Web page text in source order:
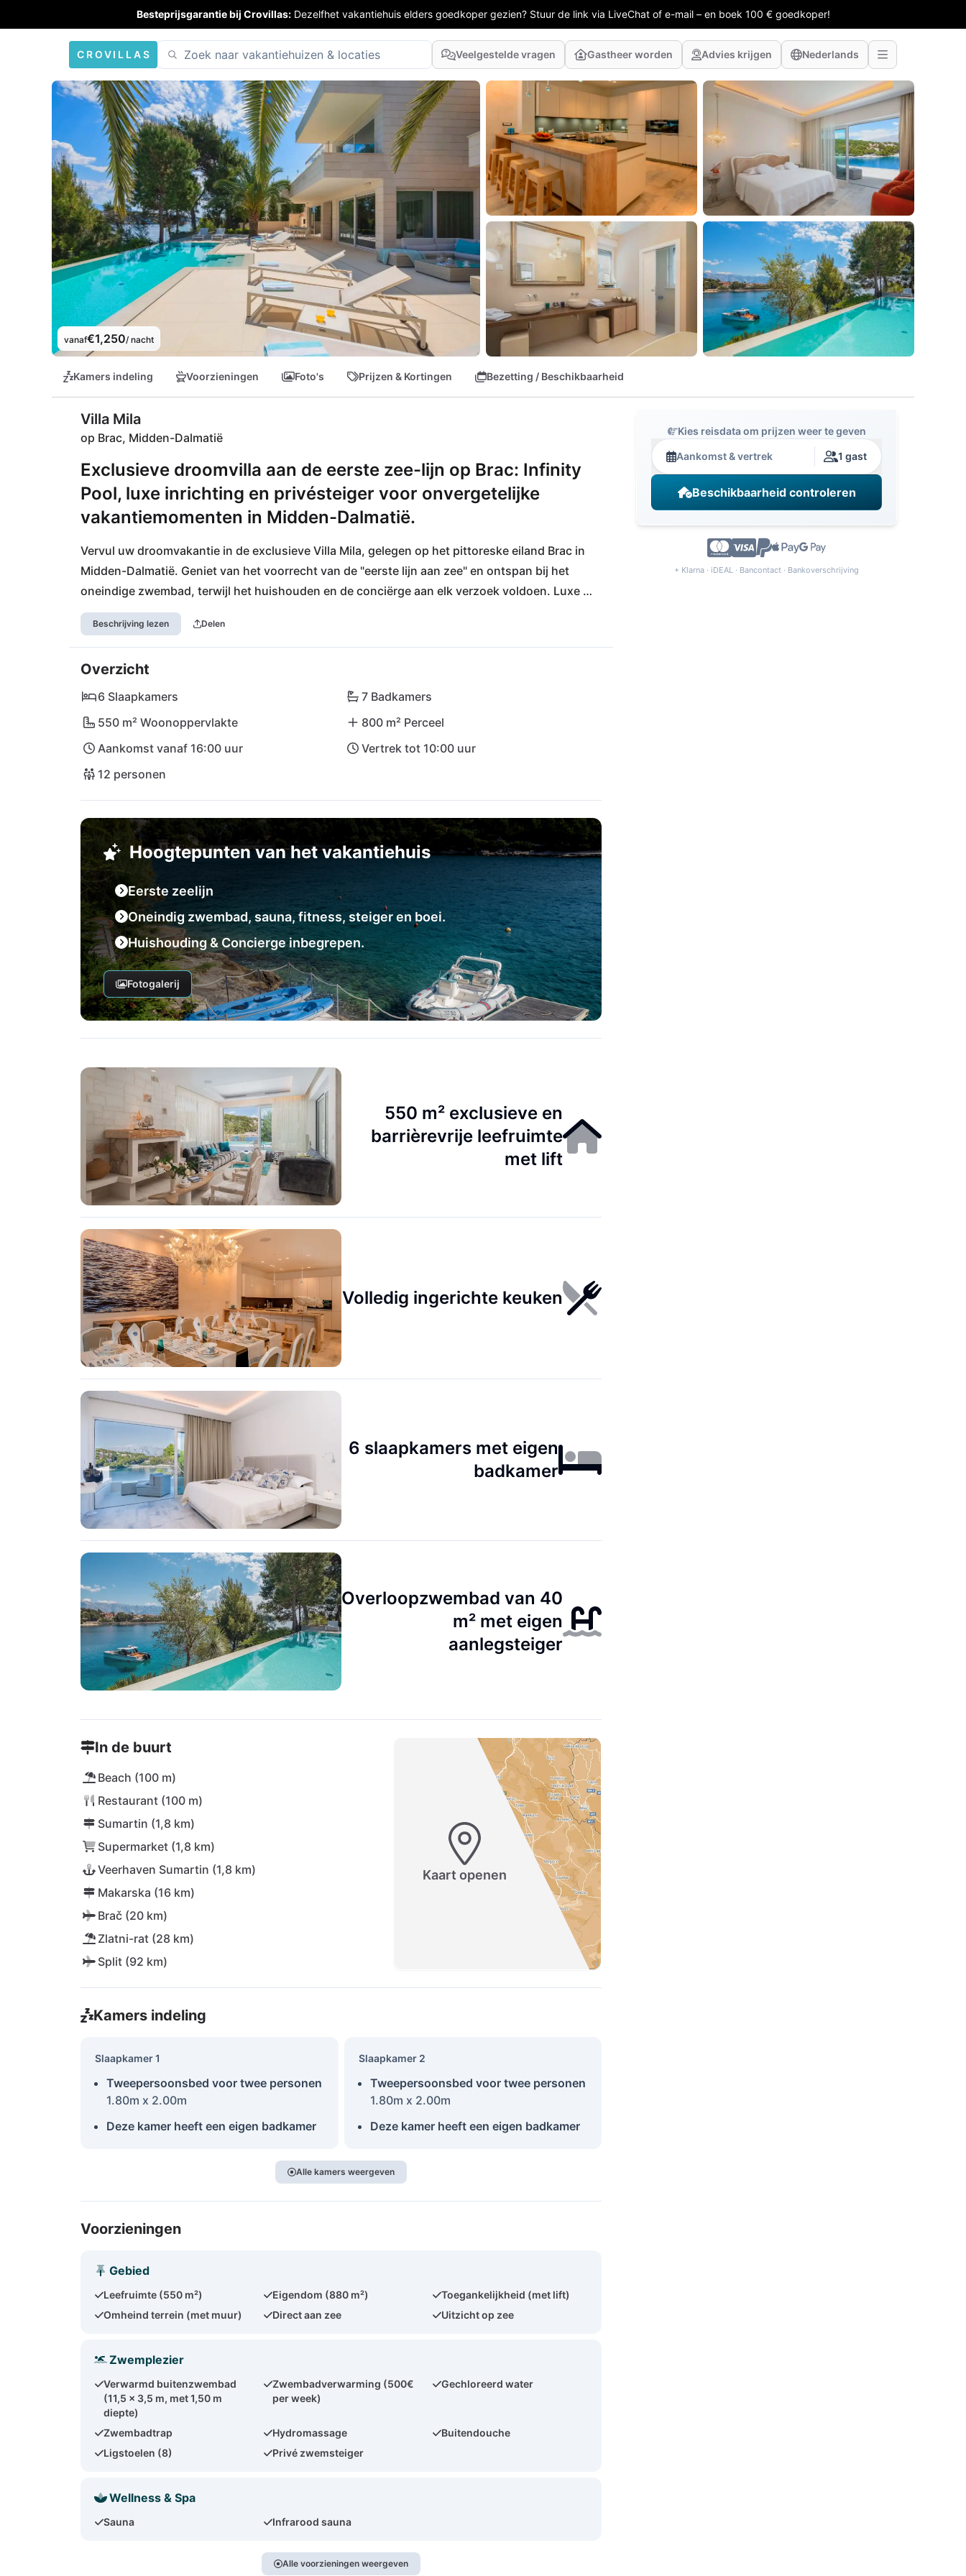
Besteprijsgarantie bij Crovillas: Dezelfhet vakantiehuis elders goedkoper gezien? Stuur de link via LiveChat of e-mail – en boek 100 € goedkoper!
CROVILLAS Veelgestelde vragen Gastheer worden Advies krijgen Nederlands
vanaf€1,250/ nacht
Kamers indeling Voorzieningen Foto's Prijzen & Kortingen Bezetting / Beschikbaarheid
Villa Mila
op Brac, Midden-Dalmatië
Exclusieve droomvilla aan de eerste zee-lijn op Brac: Infinity
Pool, luxe inrichting en privésteiger voor onvergetelijke
vakantiemomenten in Midden-Dalmatië.
Vervul uw droomvakantie in de exclusieve Villa Mila, gelegen op het pittoreske eiland Brac in
Midden-Dalmatië. Geniet van het voorrecht van de "eerste lijn aan zee" en ontspan bij het
oneindige zwembad, terwijl het huishouden en de conciërge aan elk verzoek voldoen. Luxe
voorzieningen zoals een sauna, fitnessruimte en een eigen steiger met boei laten niets te
wensen over.
Op slechts een paar stappen afstand lokt een fijn strand om te zwemmen en zonnebaden;
culinaire lekkernijen wachten op u in het nabijgelegen restaurant. Ontdek de charmante
De luchthavens van Brač en Split zijn ook goed bereikbaar - niets staat uw droomreis meer in
de weg!
Beschrijving lezen Delen
Overzicht
6 Slaapkamers
7 Badkamers
550 m² Woonoppervlakte
800 m² Perceel
Aankomst vanaf 16:00 uur
Vertrek tot 10:00 uur
12 personen
Hoogtepunten van het vakantiehuis
Eerste zeelijn
Oneindig zwembad, sauna, fitness, steiger en boei.
Huishouding & Concierge inbegrepen.
Fotogalerij
550 m² exclusieve en
barrièrevrije leefruimte
met lift
Volledig ingerichte keuken
6 slaapkamers met eigen
badkamer
Overloopzwembad van 40
m² met eigen
aanlegsteiger
In de buurt
Beach (100 m)
Restaurant (100 m)
Sumartin (1,8 km)
Supermarket (1,8 km)
Veerhaven Sumartin (1,8 km)
Makarska (16 km)
Brač (20 km)
Zlatni-rat (28 km)
Split (92 km)
Kaart openen
Kamers indeling
Slaapkamer 1
Tweepersoonsbed voor twee personen
1.80m x 2.00m
Deze kamer heeft een eigen badkamer
Slaapkamer 2
Tweepersoonsbed voor twee personen
1.80m x 2.00m
Deze kamer heeft een eigen badkamer
Alle kamers weergeven
Voorzieningen
Gebied
Leefruimte (550 m²) Eigendom (880 m²)
Toegankelijkheid (met lift)
Omheind terrein (met muur)
Direct aan zee Uitzicht op zee
Zwemplezier
Verwarmd buitenzwembad
(11,5 x 3,5 m, met 1,50 m
diepte)
Zwembadverwarming (500€
per week)
Gechloreerd water
Zwembadtrap Hydromassage
Buitendouche
Ligstoelen (8)
Privé zwemsteiger
Wellness & Spa
Sauna Infrarood sauna
Alle voorzieningen weergeven
Kies reisdata om prijzen weer te geven
Aankomst & vertrek 1 gast
Beschikbaarheid controleren
+ Klarna · iDEAL · Bancontact · Bankoverschrijving